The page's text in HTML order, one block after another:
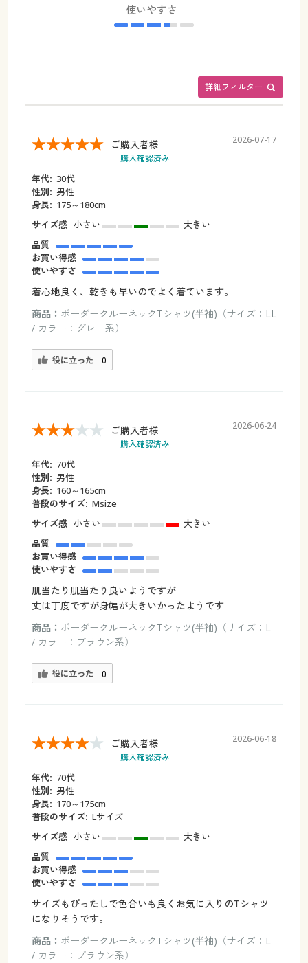
使いやすさ
詳細フィルター
ご購入者様
購入確認済み
2026-07-17
年代: 30代
性別: 男性
身長: 175～180cm
サイズ感 小さい
大きい
品質
お買い得感
使いやすさ
着心地良く、乾きも早いのでよく着ています。
商品： ボーダークルーネックTシャツ(半袖)（サイズ：LL
/ カラー：グレー系）
役に立った 0
ご購入者様
購入確認済み
2026-06-24
年代: 70代
性別: 男性
身長: 160～165cm
普段のサイズ: Мsize
サイズ感 小さい
大きい
品質
お買い得感
使いやすさ
肌当たり肌当たり良いようですが
丈は丁度ですが身幅が大きいかったようです
商品： ボーダークルーネックTシャツ(半袖)（サイズ：L
/ カラー：ブラウン系）
役に立った 0
ご購入者様
購入確認済み
2026-06-18
年代: 70代
性別: 男性
身長: 170～175cm
普段のサイズ: Lサイズ
サイズ感 小さい
大きい
品質
お買い得感
使いやすさ
サイズもぴったしで色合いも良くお気に入りのTシャツ
になりそうです。
商品： ボーダークルーネックTシャツ(半袖)（サイズ：L
/ カラー：ブラウン系）